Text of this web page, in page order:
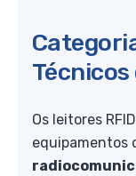
Os leitores
equipamentos